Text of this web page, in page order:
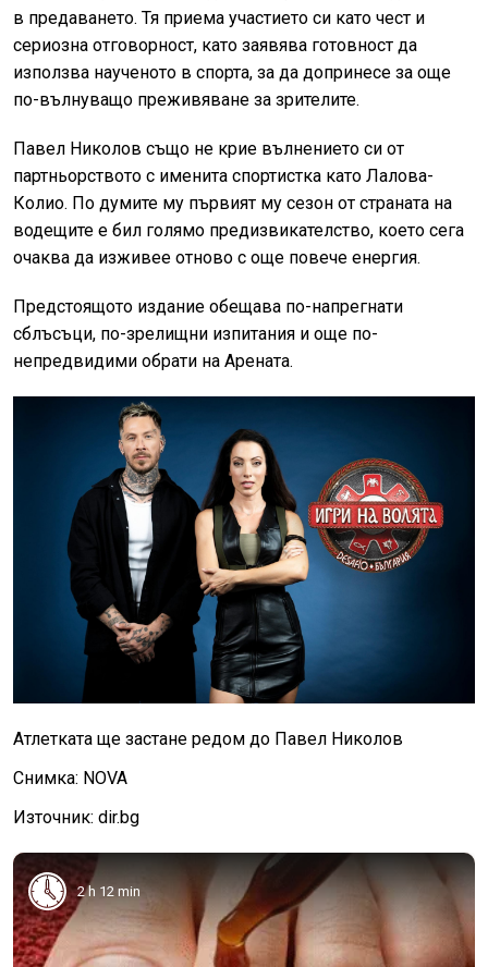
в предаването. Тя приема участието си като чест и
сериозна отговорност, като заявява готовност да
използва наученото в спорта, за да допринесе за още
по-вълнуващо преживяване за зрителите.
Павел Николов също не крие вълнението си от
партньорството с именита спортистка като Лалова-
Колио. По думите му първият му сезон от страната на
водещите е бил голямо предизвикателство, което сега
очаква да изживее отново с още повече енергия.
Предстоящото издание обещава по-напрегнати
сблъсъци, по-зрелищни изпитания и още по-
непредвидими обрати на Арената.
Атлетката ще застане редом до Павел Николов
Снимка: NOVA
Източник: dir.bg
2 h 12 min